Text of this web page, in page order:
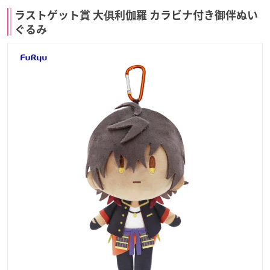
ラストゲット賞 大俱利伽羅 カラビナ付き御伴ぬい
ぐるみ